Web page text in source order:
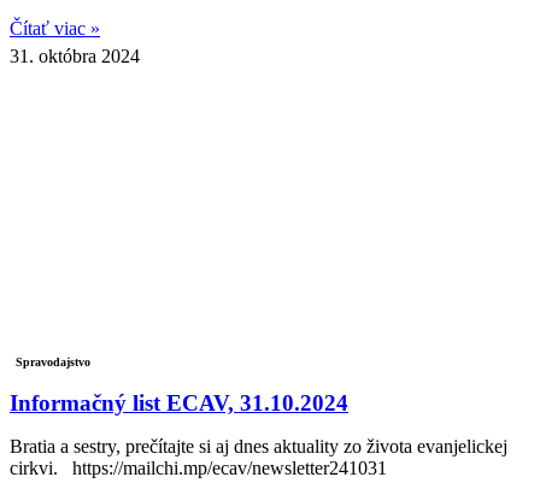
Čítať viac »
31. októbra 2024
Spravodajstvo
Informačný list ECAV, 31.10.2024
Bratia a sestry, prečítajte si aj dnes aktuality zo života evanjelickej
cirkvi. https://mailchi.mp/ecav/newsletter241031